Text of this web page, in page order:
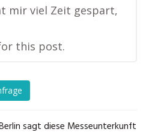
mir viel Zeit gespart,
this post.
sagt diese Messeunterkunft